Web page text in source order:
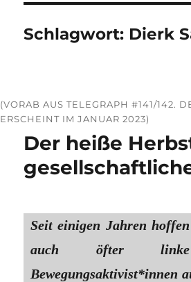
Schlagwort: Dierk
(VORAB AUS TELEGRAPH #141/142.
ERSCHEINT IM JANUAR 2023)
Der heiße
Seit einigen Jahren hoffen
auch öfter linke
Bewegungsaktivist*innen